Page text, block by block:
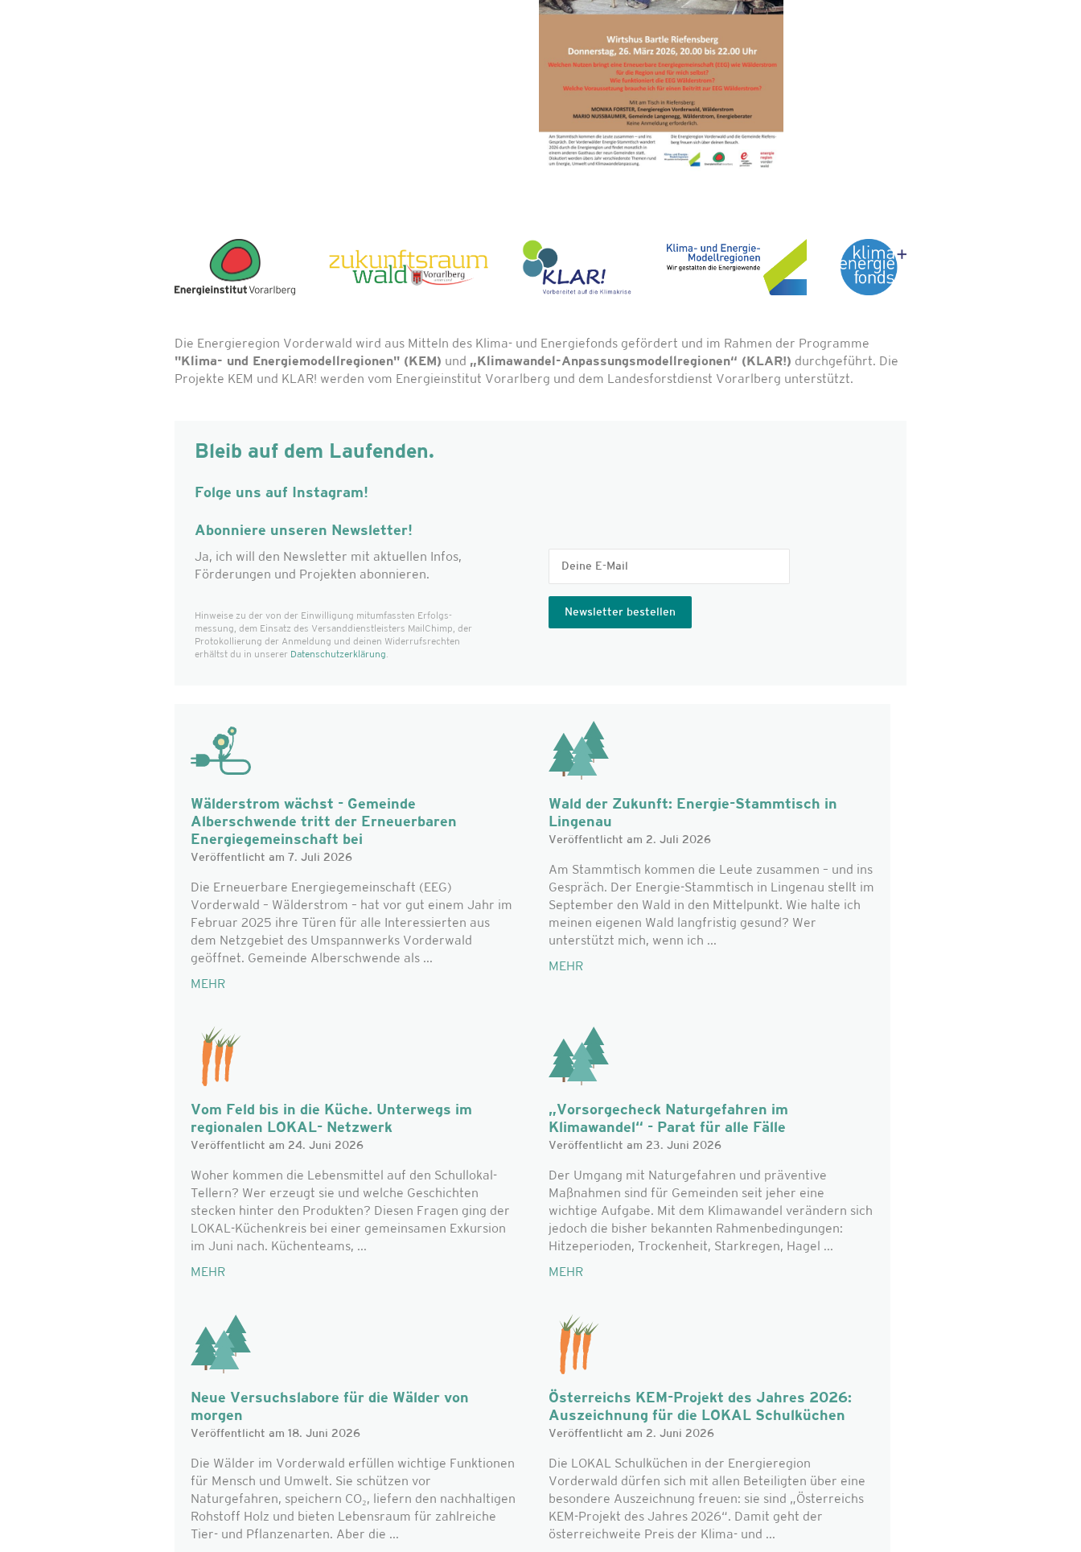
Die Energieregion Vorderwald wird aus Mitteln des Klima- und Energiefonds gefördert und im Rahmen der Programme
"Klima- und Energiemodellregionen" (KEM) und „Klimawandel-Anpassungsmodellregionen“ (KLAR!) durchgeführt. Die
Projekte KEM und KLAR! werden vom Energieinstitut Vorarlberg und dem Landesforstdienst Vorarlberg unterstützt.
Bleib auf dem Laufenden.
Folge uns auf Instagram!
Abonniere unseren Newsletter!
Ja, ich will den Newsletter mit aktuellen Infos,
Förderungen und Projekten abonnieren.
Hinweise zu der von der Einwilligung mitumfassten Erfolgs­
messung, dem Einsatz des Versanddienst­leisters MailChimp, der
Protokollierung der Anmeldung und deinen Widerrufsrechten
erhältst du in unserer Datenschutzerklärung.
Wälderstrom wächst - Gemeinde
Alberschwende tritt der Erneuerbaren
Energiegemeinschaft bei
Veröffentlicht am 7. Juli 2026
Die Erneuerbare Energiegemeinschaft (EEG)
Vorderwald – Wälderstrom – hat vor gut einem Jahr im
Februar 2025 ihre Türen für alle Interessierten aus
dem Netzgebiet des Umspannwerks Vorderwald
geöffnet. Gemeinde Alberschwende als ...
MEHR
Wald der Zukunft: Energie-Stammtisch in
Lingenau
Veröffentlicht am 2. Juli 2026
Am Stammtisch kommen die Leute zusammen – und ins
Gespräch. Der Energie-Stammtisch in Lingenau stellt im
September den Wald in den Mittelpunkt. Wie halte ich
meinen eigenen Wald langfristig gesund? Wer
unterstützt mich, wenn ich ...
MEHR
Vom Feld bis in die Küche. Unterwegs im
regionalen LOKAL- Netzwerk
Veröffentlicht am 24. Juni 2026
Woher kommen die Lebensmittel auf den Schullokal-
Tellern? Wer erzeugt sie und welche Geschichten
stecken hinter den Produkten? Diesen Fragen ging der
LOKAL-Küchenkreis bei einer gemeinsamen Exkursion
im Juni nach. Küchenteams, ...
MEHR
„Vorsorgecheck Naturgefahren im
Klimawandel“ - Parat für alle Fälle
Veröffentlicht am 23. Juni 2026
Der Umgang mit Naturgefahren und präventive
Maßnahmen sind für Gemeinden seit jeher eine
wichtige Aufgabe. Mit dem Klimawandel verändern sich
jedoch die bisher bekannten Rahmenbedingungen:
Hitzeperioden, Trockenheit, Starkregen, Hagel ...
MEHR
Neue Versuchslabore für die Wälder von
morgen
Veröffentlicht am 18. Juni 2026
Die Wälder im Vorderwald erfüllen wichtige Funktionen
für Mensch und Umwelt. Sie schützen vor
Naturgefahren, speichern CO₂, liefern den nachhaltigen
Rohstoff Holz und bieten Lebensraum für zahlreiche
Tier- und Pflanzenarten. Aber die ...
Österreichs KEM-Projekt des Jahres 2026:
Auszeichnung für die LOKAL Schulküchen
Veröffentlicht am 2. Juni 2026
Die LOKAL Schulküchen in der Energieregion
Vorderwald dürfen sich mit allen Beteiligten über eine
besondere Auszeichnung freuen: sie sind „Österreichs
KEM-Projekt des Jahres 2026“. Damit geht der
österreichweite Preis der Klima- und ...